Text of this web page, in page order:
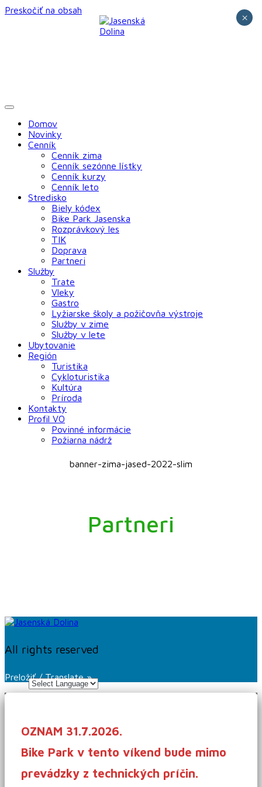
Preskočiť na obsah
Domov
Novinky
Cenník
Cenník zima
Cenník sezónne lístky
Cenník kurzy
Cenník leto
Stredisko
Biely kódex
Bike Park Jasenska
Rozprávkový les
TIK
Doprava
Partneri
Služby
Trate
Vleky
Gastro
Lyžiarske školy a požičovňa výstroje
Služby v zime
Služby v lete
Ubytovanie
Región
Turistika
Cykloturistika
Kultúra
Príroda
Kontakty
Profil VO
Povinné informácie
Požiarna nádrž
banner-zima-jased-2022-slim
Partneri
All rights reserved
Preložiť / Translate »
OZNAM 31.7.2026.
Bike Park v tento víkend bude mimo
prevádzky z technických príčin.
×